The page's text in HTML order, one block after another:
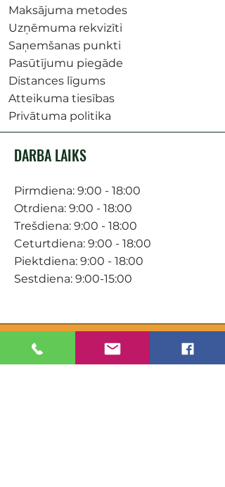
Maksājuma metodes
Uzņēmuma rekvizīti
Saņemšanas punkti
Pasūtījumu piegāde
Distances līgums
Atteikuma tiesības
Privātuma politika
DARBA LAIKS
Pirmdiena: 9:00 - 18:00
Otrdiena: 9:00 - 18:00
Trešdiena: 9:00 - 18:00
Ceturtdiena: 9:00 - 18:00
Piektdiena: 9:00 - 18:00
Sestdiena: 9:00-15:00
KONTAKTI